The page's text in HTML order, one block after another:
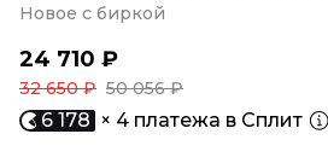
Новое с биркой
24 710 ₽
32 650 ₽ 50 056 ₽
6 178 × 4 платежа в Сплит